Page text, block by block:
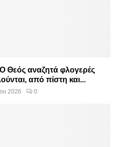
Θεός αναζητά φλογερές
από πίστη και...
2026 0